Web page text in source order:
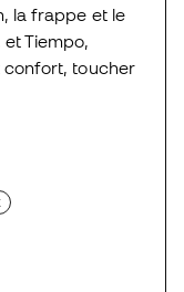
la frappe et le
Tiempo,
confort, toucher